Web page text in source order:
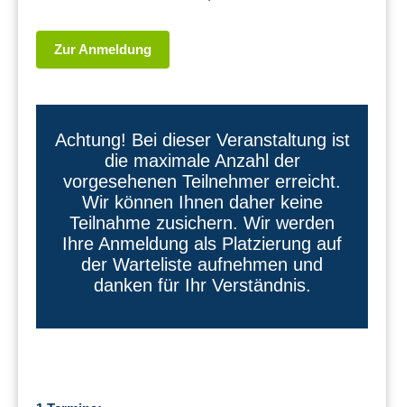
Zur Anmeldung
Achtung! Bei dieser Veranstaltung ist
die maximale Anzahl der
vorgesehenen Teilnehmer erreicht.
Wir können Ihnen daher keine
Teilnahme zusichern. Wir werden
Ihre Anmeldung als Platzierung auf
der Warteliste aufnehmen und
danken für Ihr Verständnis.